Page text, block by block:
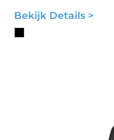
Bekijk Details >